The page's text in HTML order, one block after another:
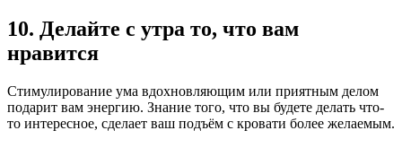
10. Делайте с утра то, что вам
нравится
Стимулирование ума вдохновляющим или приятным делом
подарит вам энергию. Знание того, что вы будете делать что-
то интересное, сделает ваш подъём с кровати более желаемым.